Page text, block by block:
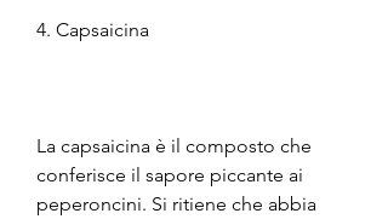
4. Capsaicina
La capsaicina è il composto che
conferisce il sapore piccante ai
peperoncini. Si ritiene che abbia